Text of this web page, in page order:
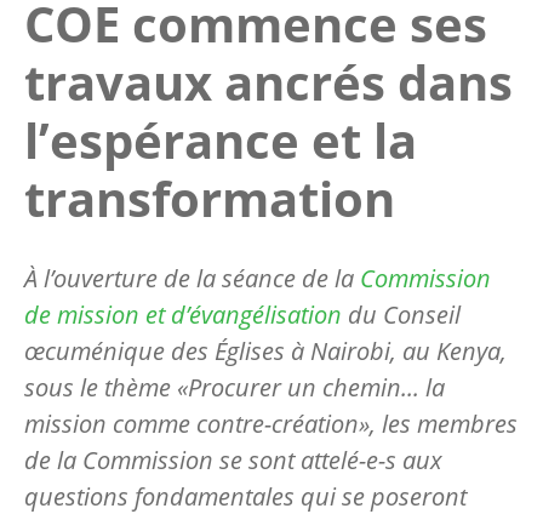
COE commence ses
travaux ancrés dans
l’espérance et la
transformation
À l’ouverture de la séance de la Commission
de mission et d’évangélisation du Conseil
œcuménique des Églises à Nairobi, au Kenya,
sous le thème «Procurer un chemin... la
mission comme contre-création», les membres
de la Commission se sont attelé-e-s aux
questions fondamentales qui se poseront